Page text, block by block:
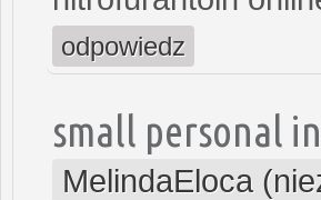
odpowiedz
small personal
MelindaEloca